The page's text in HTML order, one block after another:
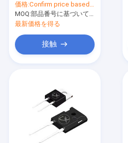
価格:Confirm price based on part number
MOQ:部品番号に基づいて数値を確認
最新価格を得る
接触